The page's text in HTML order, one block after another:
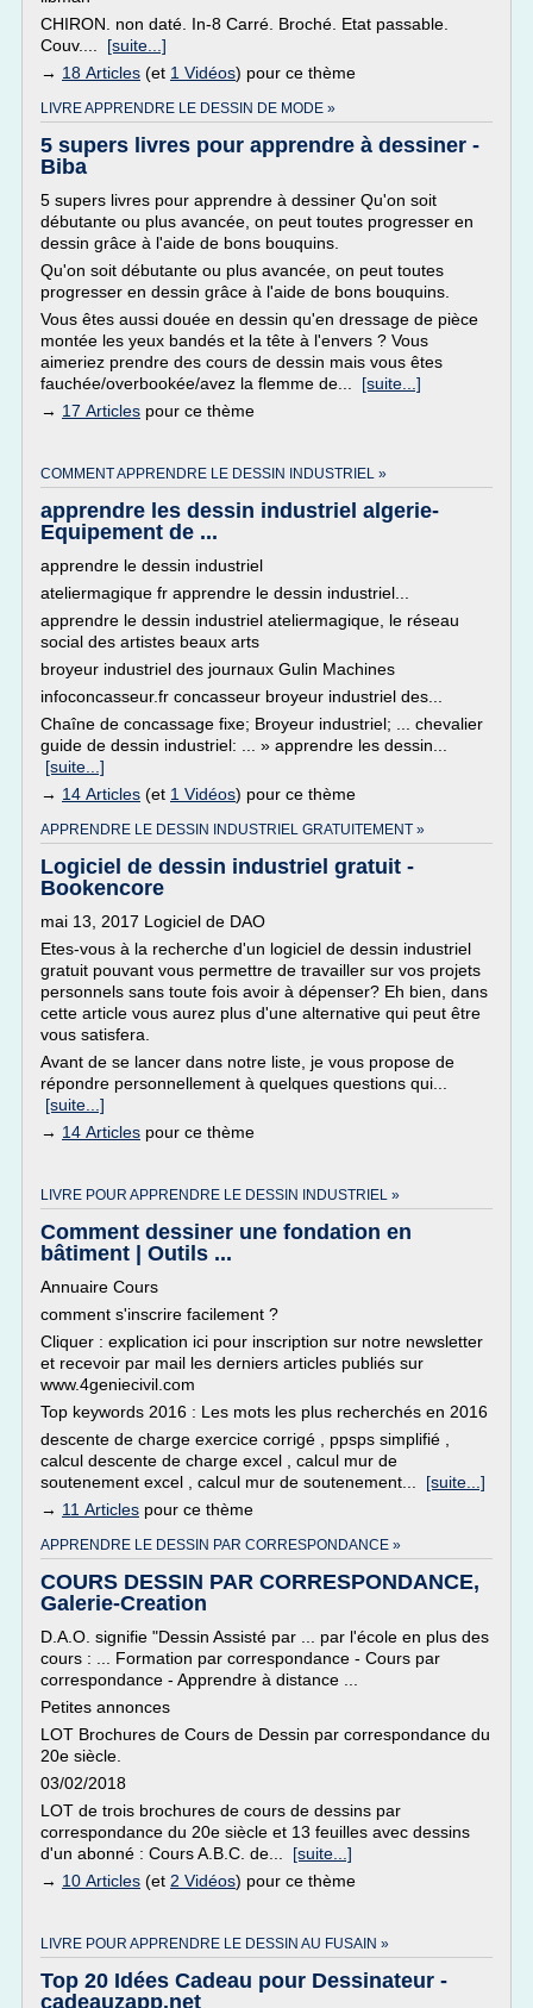
CHIRON. non daté. In-8 Carré. Broché. Etat passable.
Couv.... [suite...]
→ 18 Articles (et 1 Vidéos) pour ce thème
LIVRE APPRENDRE LE DESSIN DE MODE »
5 supers livres pour apprendre à dessiner -
Biba
5 supers livres pour apprendre à dessiner Qu'on soit
débutante ou plus avancée, on peut toutes progresser en
dessin grâce à l'aide de bons bouquins.
Qu'on soit débutante ou plus avancée, on peut toutes
progresser en dessin grâce à l'aide de bons bouquins.
Vous êtes aussi douée en dessin qu'en dressage de pièce
montée les yeux bandés et la tête à l'envers ? Vous
aimeriez prendre des cours de dessin mais vous êtes
fauchée/overbookée/avez la flemme de... [suite...]
→ 17 Articles pour ce thème
COMMENT APPRENDRE LE DESSIN INDUSTRIEL »
apprendre les dessin industriel algerie-
Equipement de ...
apprendre le dessin industriel
ateliermagique fr apprendre le dessin industriel...
apprendre le dessin industriel ateliermagique, le réseau
social des artistes beaux arts
broyeur industriel des journaux Gulin Machines
infoconcasseur.fr concasseur broyeur industriel des...
Chaîne de concassage fixe; Broyeur industriel; ... chevalier
guide de dessin industriel: ... » apprendre les dessin...
[suite...]
→ 14 Articles (et 1 Vidéos) pour ce thème
APPRENDRE LE DESSIN INDUSTRIEL GRATUITEMENT »
Logiciel de dessin industriel gratuit -
Bookencore
mai 13, 2017 Logiciel de DAO
Etes-vous à la recherche d'un logiciel de dessin industriel
gratuit pouvant vous permettre de travailler sur vos projets
personnels sans toute fois avoir à dépenser? Eh bien, dans
cette article vous aurez plus d'une alternative qui peut être
vous satisfera.
Avant de se lancer dans notre liste, je vous propose de
répondre personnellement à quelques questions qui...
[suite...]
→ 14 Articles pour ce thème
LIVRE POUR APPRENDRE LE DESSIN INDUSTRIEL »
Comment dessiner une fondation en
bâtiment | Outils ...
Annuaire Cours
comment s'inscrire facilement ?
Cliquer : explication ici pour inscription sur notre newsletter
et recevoir par mail les derniers articles publiés sur
www.4geniecivil.com
Top keywords 2016 : Les mots les plus recherchés en 2016
descente de charge exercice corrigé , ppsps simplifié ,
calcul descente de charge excel , calcul mur de
soutenement excel , calcul mur de soutenement... [suite...]
→ 11 Articles pour ce thème
APPRENDRE LE DESSIN PAR CORRESPONDANCE »
COURS DESSIN PAR CORRESPONDANCE,
Galerie-Creation
D.A.O. signifie "Dessin Assisté par ... par l'école en plus des
cours : ... Formation par correspondance - Cours par
correspondance - Apprendre à distance ...
Petites annonces
LOT Brochures de Cours de Dessin par correspondance du
20e siècle.
03/02/2018
LOT de trois brochures de cours de dessins par
correspondance du 20e siècle et 13 feuilles avec dessins
d'un abonné : Cours A.B.C. de... [suite...]
→ 10 Articles (et 2 Vidéos) pour ce thème
LIVRE POUR APPRENDRE LE DESSIN AU FUSAIN »
Top 20 Idées Cadeau pour Dessinateur -
cadeauzapp.net